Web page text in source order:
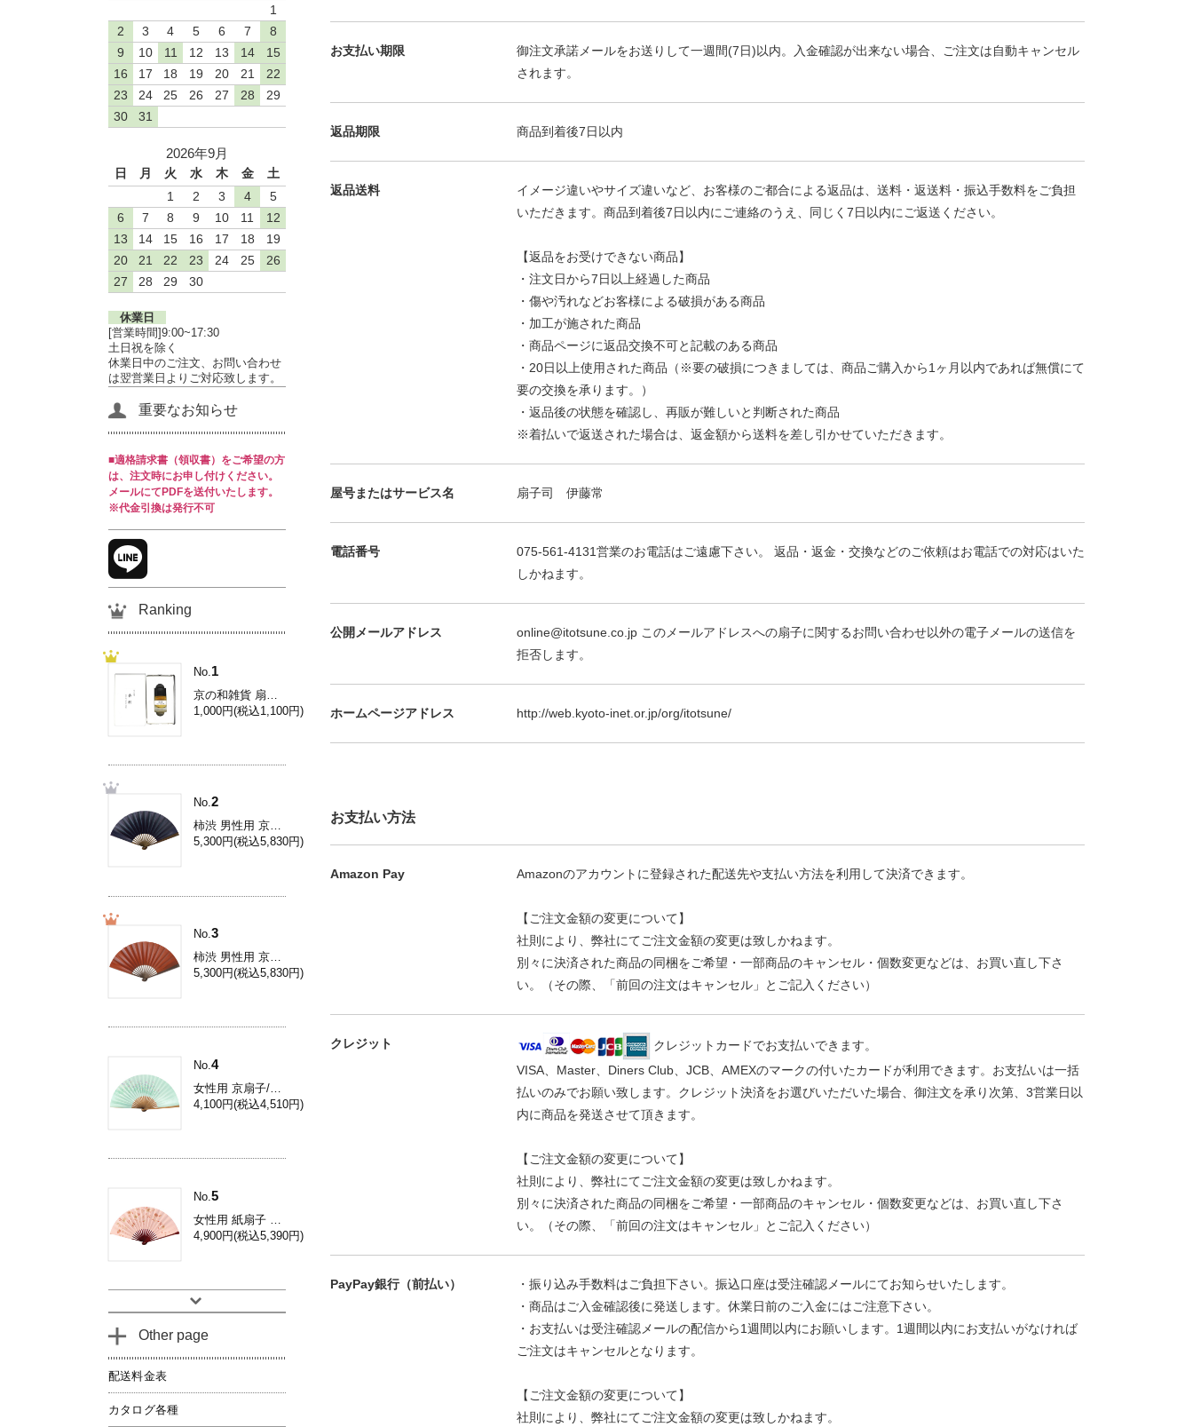
お支払い期限
御注文承諾メールをお送りして一週間(7日)以内。入金確認が出来ない場合、ご注文は自動キャンセル
されます。
返品期限 商品到着後7日以内
返品送料
イメージ違いやサイズ違いなど、お客様のご都合による返品は、送料・返送料・振込手数料をご負担
いただきます。商品到着後7日以内にご連絡のうえ、同じく7日以内にご返送ください。
【返品をお受けできない商品】
・注文日から7日以上経過した商品
・傷や汚れなどお客様による破損がある商品
・加工が施された商品
・商品ページに返品交換不可と記載のある商品
・20日以上使用された商品（※要の破損につきましては、商品ご購入から1ヶ月以内であれば無償にて
要の交換を承ります。）
・返品後の状態を確認し、再販が難しいと判断された商品
※着払いで返送された場合は、返金額から送料を差し引かせていただきます。
屋号またはサービス名 扇子司 伊藤常
電話番号
075-561-4131営業のお電話はご遠慮下さい。 返品・返金・交換などのご依頼はお電話での対応はいた
しかねます。
公開メールアドレス
online@itotsune.co.jp このメールアドレスへの扇子に関するお問い合わせ以外の電子メールの送信を
拒否します。
ホームページアドレス http://web.kyoto-inet.or.jp/org/itotsune/
お支払い方法
Amazon Pay Amazonのアカウントに登録された配送先や支払い方法を利用して決済できます。
【ご注文金額の変更について】
社則により、弊社にてご注文金額の変更は致しかねます。
別々に決済された商品の同梱をご希望・一部商品のキャンセル・個数変更などは、お買い直し下さ
い。（その際、「前回の注文はキャンセル」とご記入ください）
クレジット
クレジットカードでお支払いできます。
VISA、Master、Diners Club、JCB、AMEXのマークの付いたカードが利用できます。お支払いは一括
払いのみでお願い致します。クレジット決済をお選びいただいた場合、御注文を承り次第、3営業日以
内に商品を発送させて頂きます。
【ご注文金額の変更について】
社則により、弊社にてご注文金額の変更は致しかねます。
別々に決済された商品の同梱をご希望・一部商品のキャンセル・個数変更などは、お買い直し下さ
い。（その際、「前回の注文はキャンセル」とご記入ください）
PayPay銀行（前払い）
・振り込み手数料はご負担下さい。振込口座は受注確認メールにてお知らせいたします。
・商品はご入金確認後に発送します。休業日前のご入金にはご注意下さい。
・お支払いは受注確認メールの配信から1週間以内にお願いします。1週間以内にお支払いがなければ
ご注文はキャンセルとなります。
【ご注文金額の変更について】
社則により、弊社にてご注文金額の変更は致しかねます。
1
2
3 4 5 6 7
8
9
10 11 12 13 14
15
16
17 18 19 20 21
22
23
24 25 26 27 28
29
30
31
2026年9月
日 月 火 水 木 金
土
1
2 3 4
5
6
7 8 9 10 11
12
13
14 15 16 17 18
19
20
21 22 23 24 25
26
27
28 29 30
休業日
[営業時間]9:00~17:30
土日祝を除く
休業日中のご注文、お問い合わせ
は翌営業日よりご対応致します。
重要なお知らせ
■適格請求書（領収書）をご希望の方
は、注文時にお申し付けください。
メールにてPDFを送付いたします。
※代金引換は発行不可
Ranking
No. 1
1,000円(税込1,100円)
No.2
柿渋 男性用 京扇子/8.5寸柿渋扇子/濃紺 Ai31L
5,300円(税込5,830円)
No.3
柿渋 男性用 京扇子/8.5寸柿渋扇子/柿色 Ai33L
5,300円(税込5,830円)
No. 4
4,100円(税込4,510円)
No. 5
4,900円(税込5,390円)
Other page
配送料金表
カタログ各種